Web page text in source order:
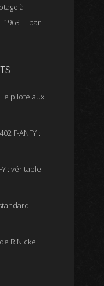
à
1963 – par
le pilote aux
F-ANFY :
: véritable
R.Nickel